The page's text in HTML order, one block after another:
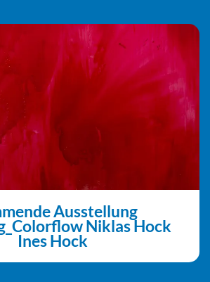
Ausstellung
Niklas Hock
Ines Hock